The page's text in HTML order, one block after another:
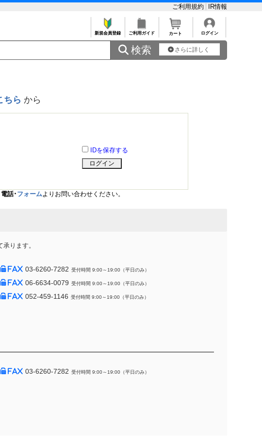
ご利用規約 IR情報
新規会員登録 ご利用ガイド カート ログイン
 検索 さらに詳しく
ちら から
IDを保存する
電話･ フォームよりお問い合わせください。
ります。
03-6260-7282 受付時間 9:00～19:00（平日のみ）
06-6634-0079 受付時間 9:00～19:00（平日のみ）
052-459-1146 受付時間 9:00～19:00（平日のみ）
03-6260-7282 受付時間 9:00～19:00（平日のみ）